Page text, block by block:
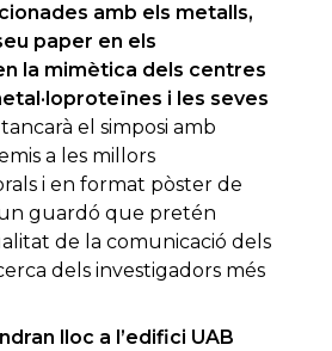
amb els metalls,
paper en els
la mimètica dels centres
i les seves
tancarà el simposi amb
a les millors
i en format pòster de
guardó que pretén
de la comunicació dels
dels investigadors més
lloc a l’edifici UAB